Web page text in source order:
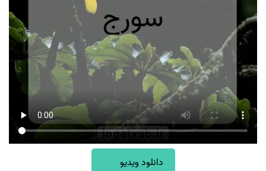
دانلود ویدیو